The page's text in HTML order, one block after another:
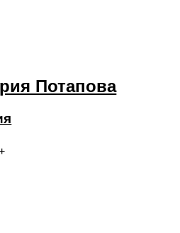
Потапова